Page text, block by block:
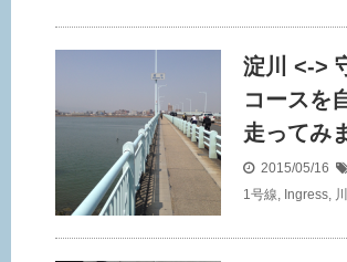
淀川 <->
コースを
走ってみ
2015/05/16
1号線, Ingress, 川